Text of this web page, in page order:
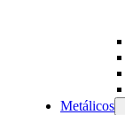
Metálicos